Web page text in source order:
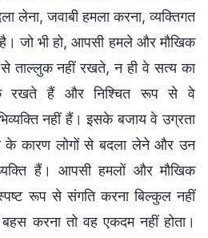
लेना, जवाबी हमला करना, व्यक्तिगत
है। जो भी हो, आपसी हमले और मौखिक
ताल्लुक नहीं रखते, न ही वे सत्य का
रखते हैं और निश्चित रूप से वे
नहीं हैं। इसके बजाय वे उग्रता
के कारण लोगों से बदला लेने और उन
हैं। आपसी हमलों और मौखिक
रूप से संगति करना बिल्कुल नहीं
करना तो वह एकदम नहीं होता।